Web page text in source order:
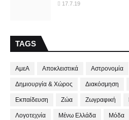
17.7.19
TAGS
ΑμεΑ Αποκλειστικά Αστρονομία
Δημιουργία & Χώρος Διακόσμηση
Εκπαίδευση Ζώα Ζωγραφική
Λογοτεχνία Μένω Ελλάδα Μόδα